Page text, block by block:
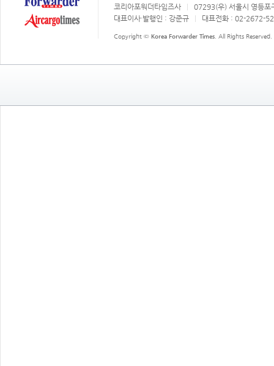
코리아포워더타임즈사
07293(우) 서울시 영등포
대표이사·발행인 : 강준규
대표전화 : 02-2672-
Copyright © Korea Forwarder Times . All Rights Reserved.